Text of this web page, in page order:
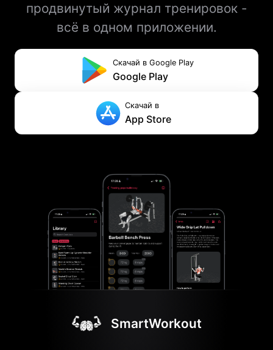
продвинутый журнал тренировок -
всё в одном приложении.
Скачай в Google Play
Google Play
Скачай в
App Store
SmartWorkout